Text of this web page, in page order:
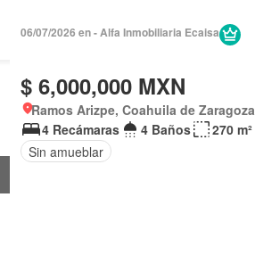
06/07/2026 en - Alfa Inmobiliaria Ecaisa
$ 6,000,000 MXN
Ramos Arizpe, Coahuila de Zaragoza
4 Recámaras
4 Baños
270 m²
Sin amueblar